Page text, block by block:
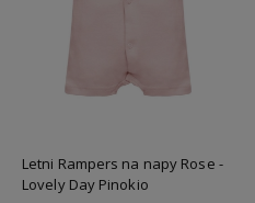
Letni Rampers na napy Rose -
Lovely Day Pinokio